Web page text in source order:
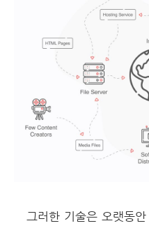
그러한 기술은 오랫동